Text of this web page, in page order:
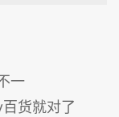
一
货就对了